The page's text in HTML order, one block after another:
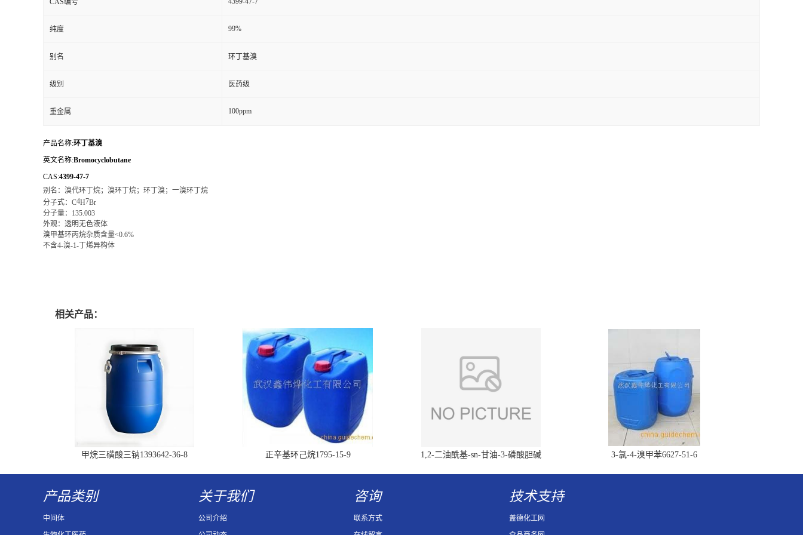
CAS编号
纯度 99%
别名 环丁基溴
级别 医药级
重金属 100ppm
产品名称:环丁基溴
英文名称:Bromocyclobutane
CAS:4399-47-7
别名：溴代环丁烷；溴环丁烷；环丁溴；一溴环丁烷
分子式： C4H7Br
分子量： 135.003
外观：透明无色液体
溴甲基环丙烷杂质含量<0.6%
不含4-溴-1-丁烯异构体
相关产品：
甲烷三磺酸三钠1393642-36-8 正辛基环己烷1795-15-9
1,2-二油酰基-sn-甘油-3-磷酸胆碱
3-氯-4-溴甲苯6627-51-6
产品类别
中间体
关于我们
公司介绍
咨询
联系方式
技术支持
盖德化工网